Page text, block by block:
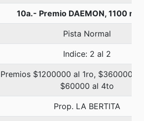
10a.- Premio DAEMON, 1100
Pista Normal
Indice: 2 al 2
Premios $1200000 al 1ro, $360000
$60000 al 4to
Prop. LA BERTITA